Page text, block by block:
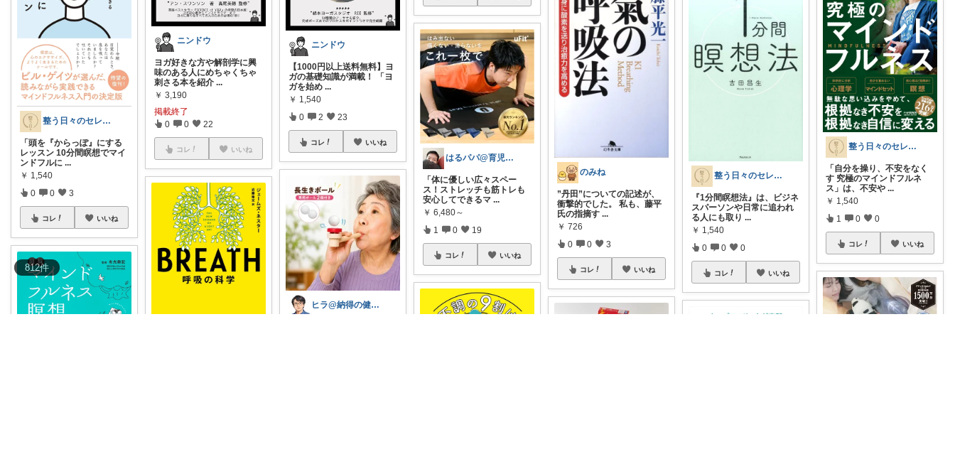
812件
整う日々のセレクト
「頭を『からっぽ』にする
レッスン 10分間瞑想でマイ
ンドフルに ...
￥ 1,540
0 0 3
コレ いいね
ニンドウ
ヨガ好きな方や解剖学に興
味のある人にめちゃくちゃ
刺さる本を紹介 ...
￥ 3,190
掲載終了
0 0 22
コレ いいね
ニンドウ
【1000円以上送料無料】ヨ
ガの基礎知識が満載！ 「ヨ
ガを始め ...
￥ 1,540
0 2 23
コレ いいね
ヒラ@納得の健康グッズ
はるパパ@育児奮闘中の理学療法士！
「体に優しい広々スペー
ス！ストレッチも筋トレも
安心してできるマ ...
￥ 6,480～
1 0 19
コレ いいね
のみね
”丹田”についての記述が、
衝撃的でした。 私も、藤平
氏の指摘す ...
￥ 726
0 0 3
コレ いいね
整う日々のセレクト
『1分間瞑想法』は、ビジネ
スパーソンや日常に追われ
る人にも取り ...
￥ 1,540
0 0 0
コレ いいね
整う日々のセレクト
「自分を操り、不安をなく
す 究極のマインドフルネ
ス」は、不安や ...
￥ 1,540
1 0 0
コレ いいね